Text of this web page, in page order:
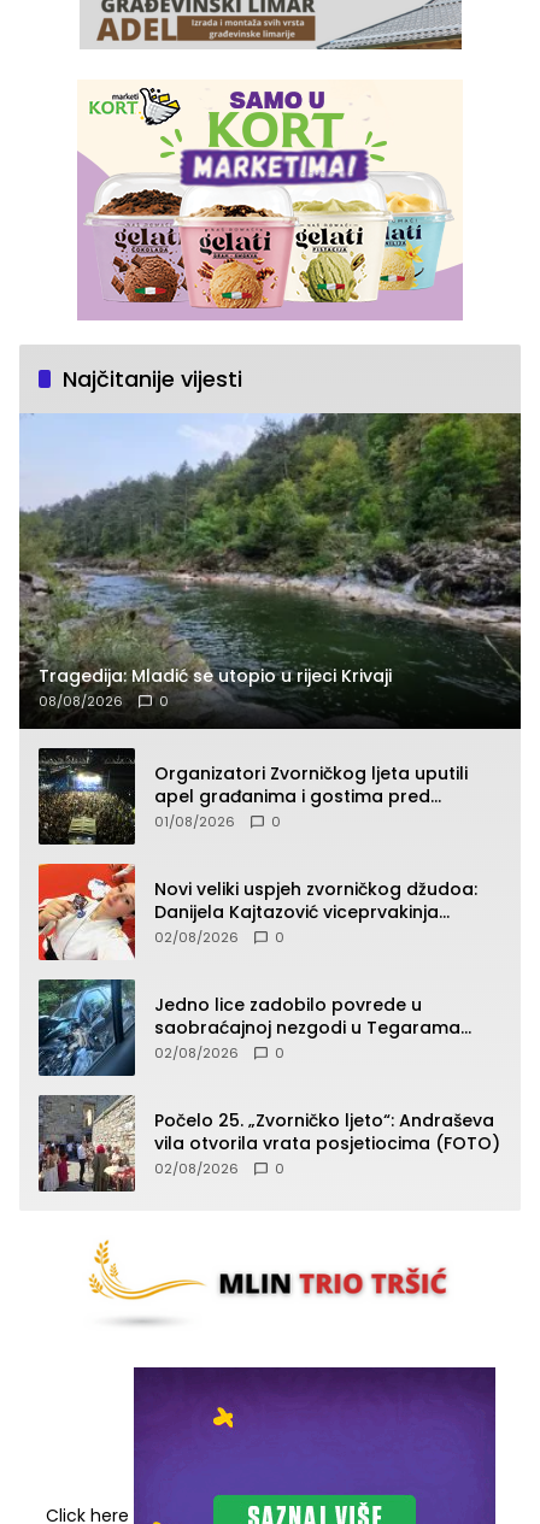
Najčitanije vijesti
Tragedija: Mladić se utopio u rijeci Krivaji
08/08/2026 0
Organizatori Zvorničkog ljeta uputili
apel građanima i gostima pred
početak koncertnog programa
01/08/2026 0
Novi veliki uspjeh zvorničkog džudoa:
Danijela Kajtazović viceprvakinja
Balkana u seniorskoj konkurenciji
02/08/2026 0
Jedno lice zadobilo povrede u
saobraćajnoj nezgodi u Tegarama
(FOTO)
02/08/2026 0
Počelo 25. „Zvorničko ljeto“: Andraševa
vila otvorila vrata posjetiocima (FOTO)
02/08/2026 0
Click here